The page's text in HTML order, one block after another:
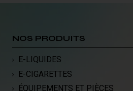
NOS PRODUITS
E-LIQUIDES
E-CIGARETTES
ÉQUIPEMENTS ET PIÈCES